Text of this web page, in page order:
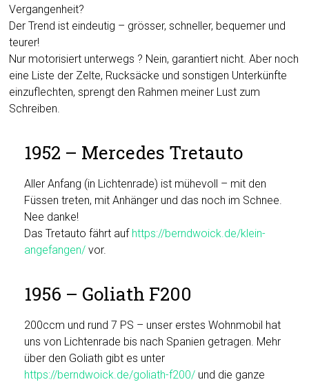
Vergangenheit?
Der Trend ist eindeutig – grösser, schneller, bequemer und
teurer!
Nur motorisiert unterwegs ? Nein, garantiert nicht. Aber noch
eine Liste der Zelte, Rucksäcke und sonstigen Unterkünfte
einzuflechten, sprengt den Rahmen meiner Lust zum
Schreiben.
1952 – Mercedes Tretauto
Aller Anfang (in Lichtenrade) ist mühevoll – mit den
Füssen treten, mit Anhänger und das noch im Schnee.
Nee danke!
Das Tretauto fährt auf https://berndwoick.de/klein-
angefangen/ vor.
1956 – Goliath F200
200ccm und rund 7 PS – unser erstes Wohnmobil hat
uns von Lichtenrade bis nach Spanien getragen. Mehr
über den Goliath gibt es unter
https://berndwoick.de/goliath-f200/und die ganze